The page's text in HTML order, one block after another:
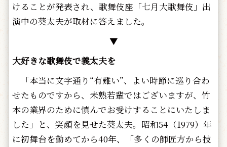
けることが発表され、歌舞伎座「七月大歌舞伎」出
演中の葵太夫が取材に答えました。
▼
大好きな歌舞伎で義太夫を
「本当に文字通り“有難い”、よい時節に巡り合わ
せたものですから、未熟若輩ではございますが、竹
本の業界のために慎んでお受けすることにいたしま
した」と、笑顔を見せた葵太夫。昭和54（1979）年
に初舞台を勤めてから40年、「多くの師匠方から技